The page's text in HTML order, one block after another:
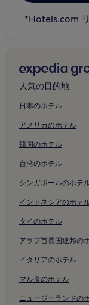
*Hotels.com
人気の目的地
日本のホテル
アメリカのホテル
韓国のホテル
台湾のホテル
シンガポールのホテ
インドネシアのホテ
タイのホテル
アラブ首長国連邦の
イタリアのホテル
マルタのホテル
ニュージーランドの